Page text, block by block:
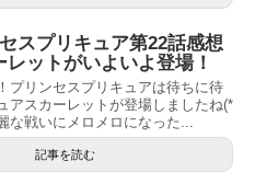
スプリキュア第22話感想
ットがいよいよ登場！
プリンセスプリキュアは待ちに待
アスカーレットが登場しましたね(*
な戦いにメロメロになった...
記事を読む